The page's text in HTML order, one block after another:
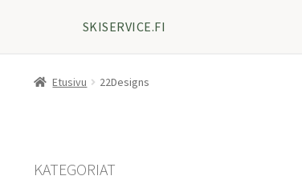
SKISERVICE.FI
Etusivu 22Designs
KATEGORIAT